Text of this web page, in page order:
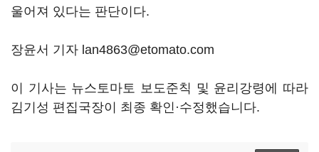
울어져 있다는 판단이다.
장윤서 기자 lan4863@etomato.com
이 기사는 뉴스토마토 보도준칙 및 윤리강령에 따라
김기성 편집국장이 최종 확인·수정했습니다.